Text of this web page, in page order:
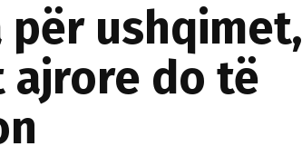
për ushqimet,
do të